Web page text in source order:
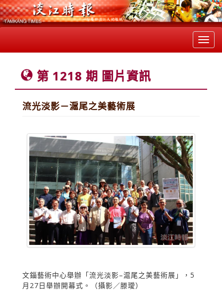
第 1218 期 圖片資訊
流光淡影－滬尾之美藝術展
文錙藝術中心舉辦「流光淡影–滬尾之美藝術展」，5
月27日舉辦開幕式。（攝影／滕璦）